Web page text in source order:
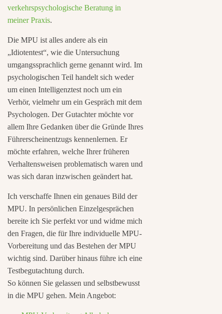
verkehrspsychologische Beratung in
meiner Praxis.
Die MPU ist alles andere als ein
„Idiotentest“, wie die Untersuchung
umgangssprachlich gerne genannt wird. Im
psychologischen Teil handelt sich weder
um einen Intelligenztest noch um ein
Verhör, vielmehr um ein Gespräch mit dem
Psychologen. Der Gutachter möchte vor
allem Ihre Gedanken über die Gründe Ihres
Führerscheinentzugs kennenlernen. Er
möchte erfahren, welche Ihrer früheren
Verhaltensweisen problematisch waren und
was sich daran inzwischen geändert hat.
Ich verschaffe Ihnen ein genaues Bild der
MPU. In persönlichen Einzelgesprächen
bereite ich Sie perfekt vor und widme mich
den Fragen, die für Ihre individuelle MPU-
Vorbereitung und das Bestehen der MPU
wichtig sind. Darüber hinaus führe ich eine
Testbegutachtung durch.
So können Sie gelassen und selbstbewusst
in die MPU gehen. Mein Angebot: